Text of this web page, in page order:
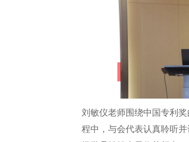
刘敏仪老师围绕中国专利
程中，与会代表认真聆听